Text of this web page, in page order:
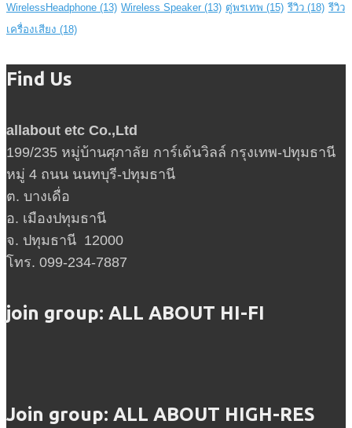
WirelessHeadphone (13) Wireless Speaker (13) ตู่พรเทพ (15) รีวิว (18) รีวิว
เครื่องเสียง (18)
Find Us
allabout etc Co.,Ltd
199/235 หมู่บ้านศุภาลัย การ์เด้นวิลล์ กรุงเทพ-ปทุมธานี
หมู่ 4 ถนน นนทบุรี-ปทุมธานี
ต. บางเดื่อ
อ. เมืองปทุมธานี
จ. ปทุมธานี 12000
โทร. 099-234-7887
join group: ALL ABOUT HI-FI
Join group: ALL ABOUT HIGH-RES